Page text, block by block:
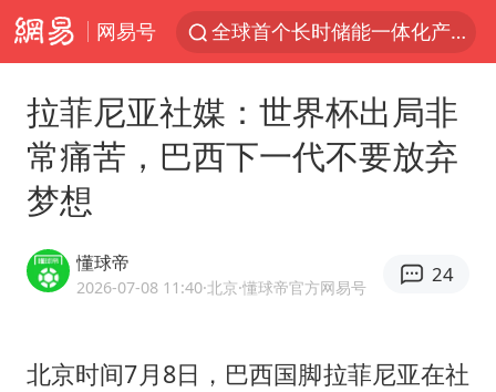
网易号
全球首个长时储能一体化产业园量产
中国女篮70-67险胜尼日利亚女篮
四川宜宾高县4.9级地震致1死
秋天的第一杯奶茶到底有多火
U17国足点球大战淘汰河床晋级决赛
拉菲尼亚社媒：世界杯出局非
常痛苦，巴西下一代不要放弃
梦想
懂球帝
2026-07-08 11:40·北京·懂球帝官方网易号
24
北京时间7月8日，巴西国脚拉菲尼亚在社